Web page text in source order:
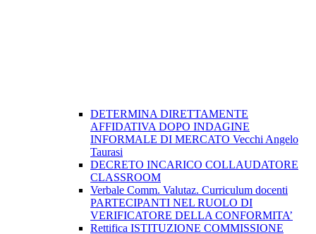
DETERMINA DIRETTAMENTE
AFFIDATIVA DOPO INDAGINE
INFORMALE DI MERCATO Vecchi Angelo
Taurasi
DECRETO INCARICO COLLAUDATORE
CLASSROOM
Verbale Comm. Valutaz. Curriculum docenti
PARTECIPANTI NEL RUOLO DI
VERIFICATORE DELLA CONFORMITA’
Rettifica ISTITUZIONE COMMISSIONE